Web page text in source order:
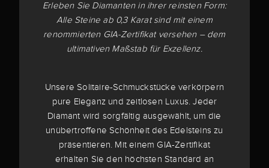
Erleben Sie Diamanten in ihrer reinsten Form:
Alle Steine ab 0,3 Karat sind mit einem
renommierten GIA-Zertifikat versehen – dem
ultimativen Maßstab für Exzellenz.
Unsere Solitaire-Schmuckstücke verkörpern
pure Eleganz und zeitlosen Luxus. Jeder
Diamant wird sorgfältig ausgewählt, um die
unübertroffene Schönheit des Edelsteins zu
präsentieren. Mit einem GIA-Zertifikat
erhalten Sie den höchsten Standard an